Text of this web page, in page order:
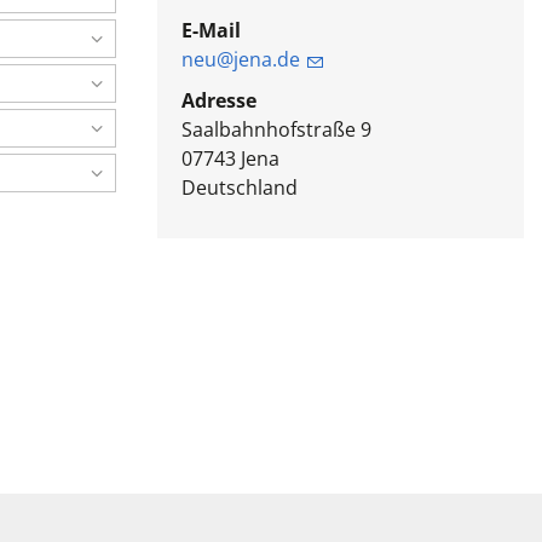
E-Mail
neu@jena.de
Adresse
Saalbahnhofstraße 9
07743 Jena
Deutschland